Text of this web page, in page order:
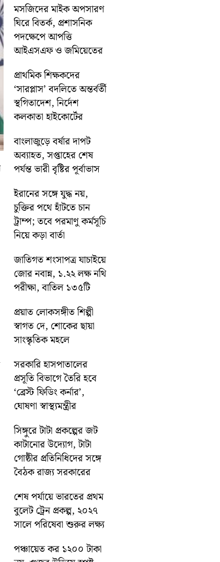
মসজিদের মাইক অপসারণ
ঘিরে বিতর্ক, প্রশাসনিক
পদক্ষেপে আপত্তি
আইএসএফ ও জমিয়েতের
প্রাথমিক শিক্ষকদের
‘সারপ্লাস’ বদলিতে অন্তর্বর্তী
স্থগিতাদেশ, নির্দেশ
কলকাতা হাইকোর্টের
বাংলাজুড়ে বর্ষার দাপট
অব্যাহত, সপ্তাহের শেষ
পর্যন্ত ভারী বৃষ্টির পূর্বাভাস
ইরানের সঙ্গে যুদ্ধ নয়,
চুক্তির পথে হাঁটতে চান
ট্রাম্প; তবে পরমাণু কর্মসূচি
নিয়ে কড়া বার্তা
জাতিগত শংসাপত্র যাচাইয়ে
জোর নবান্ন, ১.২২ লক্ষ নথি
পরীক্ষা, বাতিল ১৩৫টি
প্রয়াত লোকসঙ্গীত শিল্পী
স্বাগত দে, শোকের ছায়া
সাংস্কৃতিক মহলে
সরকারি হাসপাতালের
প্রসূতি বিভাগে তৈরি হবে
‘ব্রেস্ট ফিডিং কর্নার’,
ঘোষণা স্বাস্থ্যমন্ত্রীর
সিঙ্গুরে টাটা প্রকল্পের জট
কাটানোর উদ্যোগ, টাটা
গোষ্ঠীর প্রতিনিধিদের সঙ্গে
বৈঠক রাজ্য সরকারের
শেষ পর্যায়ে ভারতের প্রথম
বুলেট ট্রেন প্রকল্প, ২০২৭
সালে পরিষেবা শুরুর লক্ষ্য
পঞ্চায়েত কর ১২০০ টাকা